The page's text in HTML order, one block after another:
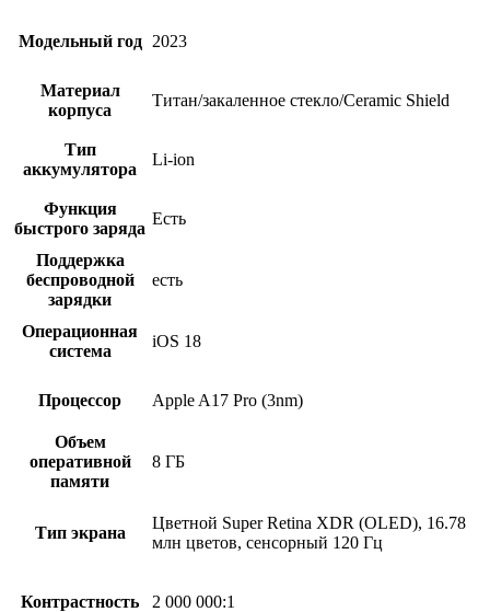
Модельный год 2023
Материал
корпуса
Титан/закаленное стекло/Ceramic Shield
Тип
аккумулятора
Li-ion
Функция
быстрого заряда
Есть
Поддержка
беспроводной
зарядки
есть
Операционная
система
iOS 18
Процессор Apple A17 Pro (3nm)
Объем
оперативной
памяти
8 ГБ
Тип экрана
Цветной Super Retina XDR (OLED), 16.78
млн цветов, сенсорный 120 Гц
Контрастность 2 000 000:1